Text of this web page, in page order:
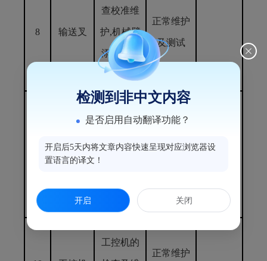
8 输送叉
查校准维
护,机械臂
添加润滑
油
正常维护
及测试
控制开
空气开关
正常维护
工控机的
正常维护
检测到非中文内容
是否启用自动翻译功能？
开启后5天内将文章内容快速呈现对应浏览器设
置语言的译文！
开启 关闭